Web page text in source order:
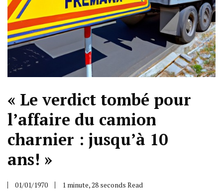
« Le verdict tombé pour
l’affaire du camion
charnier : jusqu’à 10
ans! »
01/01/1970 1 minute, 28 seconds Read